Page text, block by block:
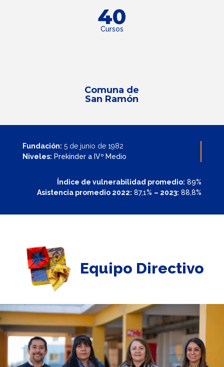
40
Cursos
Comuna de
San Ramón
Fundación: 5 de junio de 1982
Niveles: Prekínder a IVº Medio
Índice de vulnerabilidad promedio: 89%
Asistencia promedio 2022: 87,1% – 2023: 88,8%
Equipo Directivo